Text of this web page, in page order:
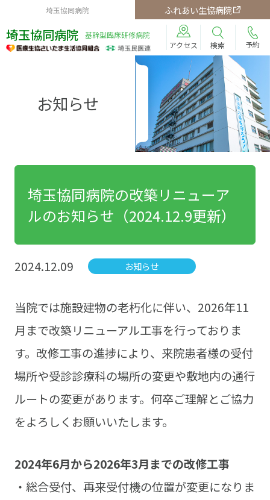
埼玉協同病院 ふれあい生協病院
埼玉協同病院
基幹型臨床研修病院
アクセス
検索 予約
お知らせ
埼玉協同病院の改築リニューア
ルのお知らせ（2024.12.9更新）
2024.12.09 お知らせ
当院では施設建物の老朽化に伴い、2026年11
月まで改築リニューアル工事を行っておりま
す。改修工事の進捗により、来院患者様の受付
場所や受診診療科の場所の変更や敷地内の通行
ルートの変更があります。何卒ご理解とご協力
をよろしくお願いいたします。
2024年6月から2026年3月までの改修工事
・総合受付、再来受付機の位置が変更になりま